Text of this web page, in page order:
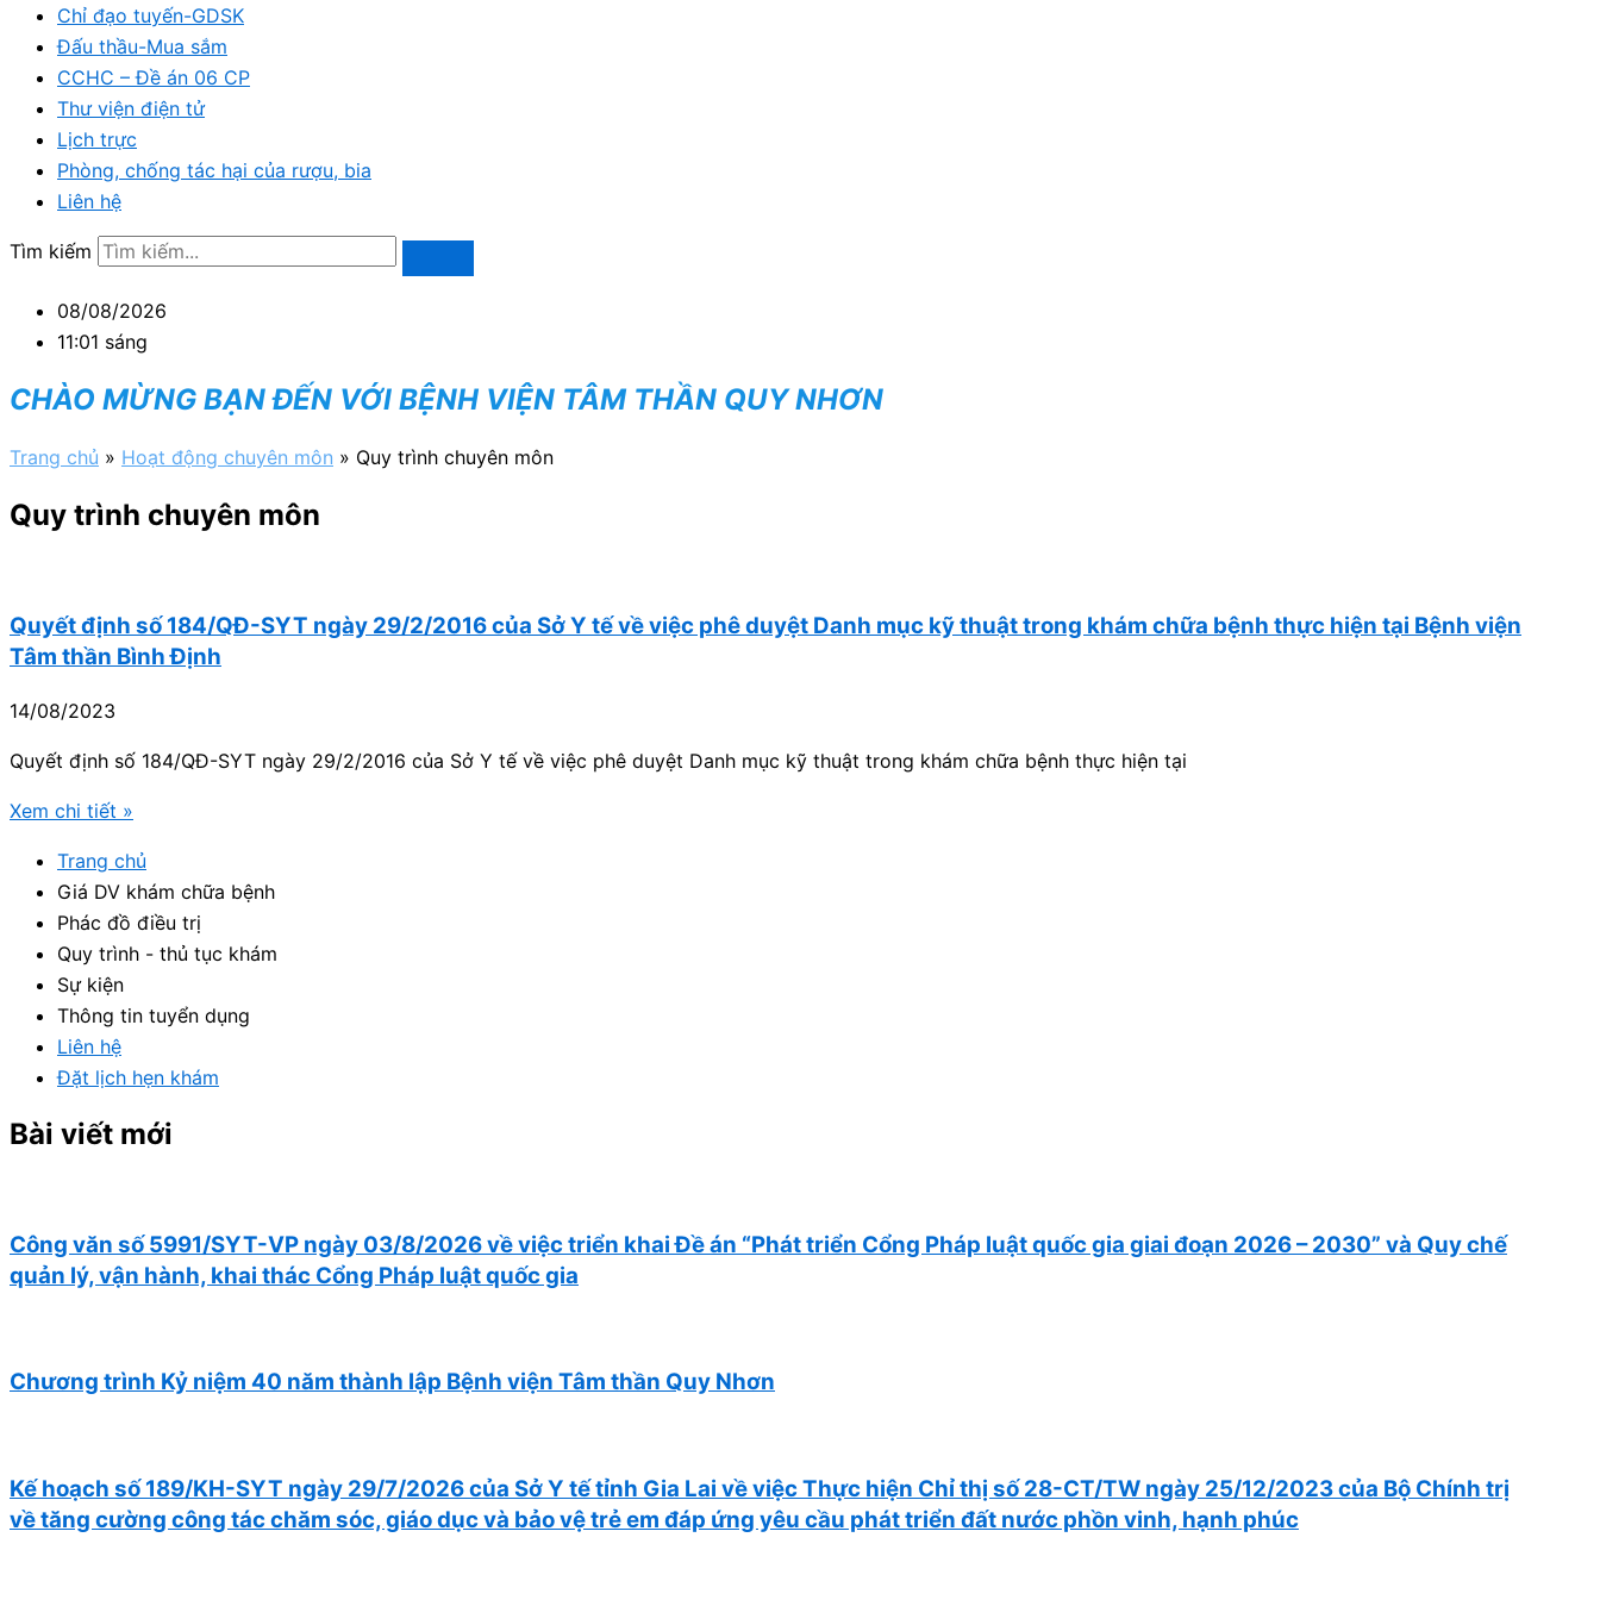
Chỉ đạo tuyến-GDSK
Đấu thầu-Mua sắm
CCHC – Đề án 06 CP
Thư viện điện tử
Lịch trực
Phòng, chống tác hại của rượu, bia
Liên hệ
Tìm kiếm
08/08/2026
11:01 sáng
CHÀO MỪNG BẠN ĐẾN VỚI BỆNH VIỆN TÂM THẦN QUY NHƠN
Trang chủ » Hoạt động chuyên môn » Quy trình chuyên môn
Quy trình chuyên môn
Quyết định số 184/QĐ-SYT ngày 29/2/2016 của Sở Y tế về việc phê duyệt Danh mục kỹ thuật trong khám chữa bệnh thực hiện tại Bệnh viện
Tâm thần Bình Định
14/08/2023
Quyết định số 184/QĐ-SYT ngày 29/2/2016 của Sở Y tế về việc phê duyệt Danh mục kỹ thuật trong khám chữa bệnh thực hiện tại
Xem chi tiết »
Trang chủ
Giá DV khám chữa bệnh
Phác đồ điều trị
Quy trình - thủ tục khám
Sự kiện
Thông tin tuyển dụng
Liên hệ
Đặt lịch hẹn khám
Bài viết mới
Công văn số 5991/SYT-VP ngày 03/8/2026 về việc triển khai Đề án “Phát triển Cổng Pháp luật quốc gia giai đoạn 2026 – 2030” và Quy chế
quản lý, vận hành, khai thác Cổng Pháp luật quốc gia
Chương trình Kỷ niệm 40 năm thành lập Bệnh viện Tâm thần Quy Nhơn
Kế hoạch số 189/KH-SYT ngày 29/7/2026 của Sở Y tế tỉnh Gia Lai về việc Thực hiện Chỉ thị số 28-CT/TW ngày 25/12/2023 của Bộ Chính trị
về tăng cường công tác chăm sóc, giáo dục và bảo vệ trẻ em đáp ứng yêu cầu phát triển đất nước phồn vinh, hạnh phúc